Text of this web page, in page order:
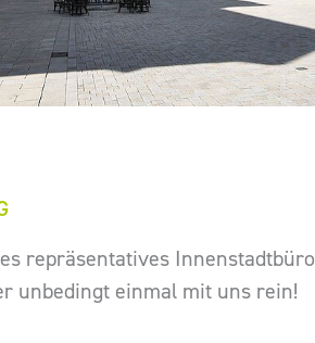
repräsentatives
unbedingt einmal mit uns rein!